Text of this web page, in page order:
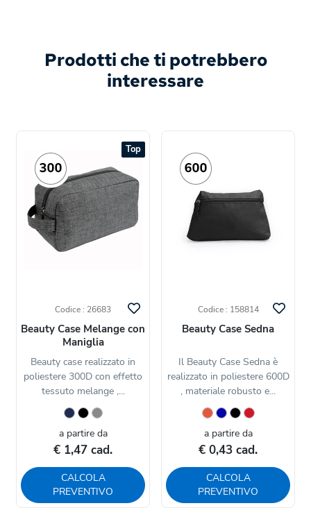
Prodotti che ti potrebbero
interessare
Top
Codice : 26683
Beauty Case Melange con
Maniglia
Beauty case realizzato in
poliestere 300D con effetto
tessuto melange ,...
a partire da
€ 1,47 cad.
CALCOLA
PREVENTIVO
Codice : 158814
Beauty Case Sedna
Il Beauty Case Sedna è
realizzato in poliestere 600D
, materiale robusto e...
a partire da
€ 0,43 cad.
CALCOLA
PREVENTIVO